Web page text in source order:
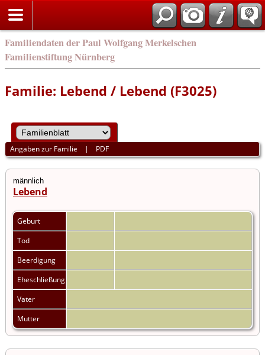
Familiendaten der Paul Wolfgang Merkelschen
Familienstiftung Nürnberg
Familie: Lebend / Lebend (F3025)
Angaben zur Familie | PDF
männlich
Lebend
Geburt
Tod
Beerdigung
Eheschließung
Vater
Mutter